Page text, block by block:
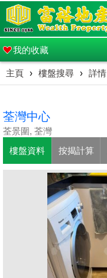
我的收藏
主頁 › 樓盤搜尋 › 詳情
荃灣中心
荃景圍, 荃灣
樓盤資料 按揭計算